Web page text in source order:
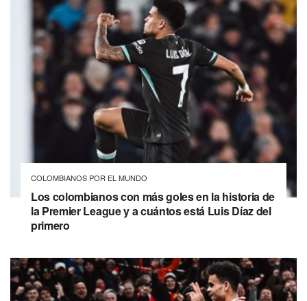
COLOMBIANOS POR EL MUNDO
Los colombianos con más goles en la historia de
la Premier League y a cuántos está Luis Díaz del
primero